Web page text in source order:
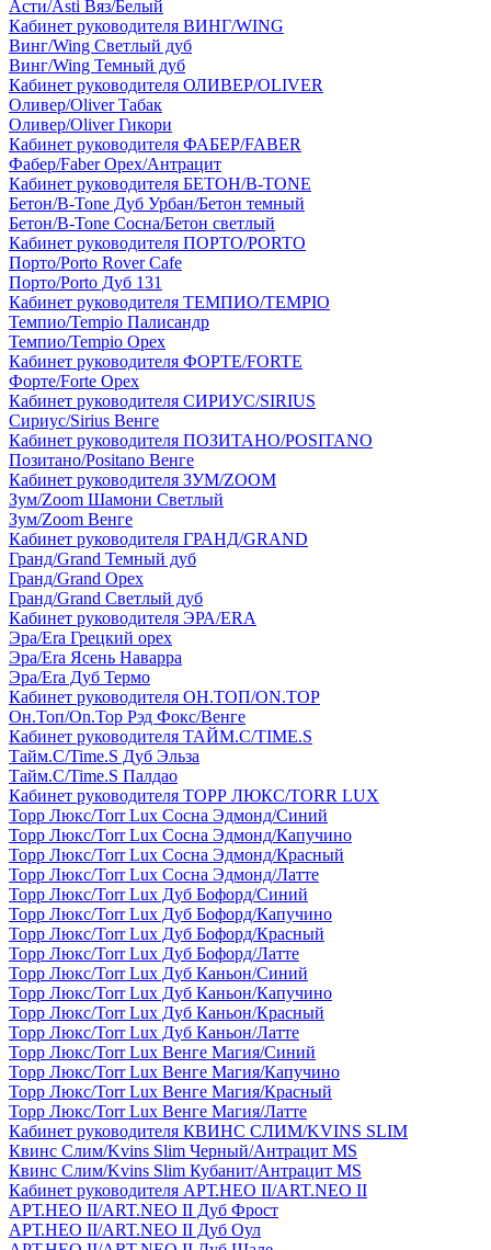
Асти/Asti Вяз/Белый
Кабинет руководителя ВИНГ/WING
Винг/Wing Светлый дуб
Винг/Wing Темный дуб
Кабинет руководителя ОЛИВЕР/OLIVER
Оливер/Oliver Табак
Оливер/Oliver Гикори
Кабинет руководителя ФАБЕР/FABER
Фабер/Faber Орех/Антрацит
Кабинет руководителя БЕТОН/B-TONE
Бетон/B-Tone Дуб Урбан/Бетон темный
Бетон/B-Tone Сосна/Бетон светлый
Кабинет руководителя ПОРТО/PORTO
Порто/Porto Rover Cafe
Порто/Porto Дуб 131
Кабинет руководителя ТЕМПИО/TEMPIO
Темпио/Tempio Палисандр
Темпио/Tempio Орех
Кабинет руководителя ФОРТЕ/FORTE
Форте/Forte Орех
Кабинет руководителя СИРИУС/SIRIUS
Сириус/Sirius Венге
Кабинет руководителя ПОЗИТАНО/POSITANO
Позитано/Positano Венге
Кабинет руководителя ЗУМ/ZOOM
Зум/Zoom Шамони Светлый
Зум/Zoom Венге
Кабинет руководителя ГРАНД/GRAND
Гранд/Grand Темный дуб
Гранд/Grand Орех
Гранд/Grand Светлый дуб
Кабинет руководителя ЭРА/ERA
Эра/Era Грецкий орех
Эра/Era Ясень Наварра
Эра/Era Дуб Термо
Кабинет руководителя ОН.ТОП/ON.TOP
Он.Топ/On.Top Рэд Фокс/Венге
Кабинет руководителя ТАЙМ.С/TIME.S
Тайм.С/Time.S Дуб Эльза
Тайм.С/Time.S Палдао
Кабинет руководителя ТОРР ЛЮКС/TORR LUX
Торр Люкс/Torr Lux Сосна Эдмонд/Синий
Торр Люкс/Torr Lux Сосна Эдмонд/Капучино
Торр Люкс/Torr Lux Сосна Эдмонд/Красный
Торр Люкс/Torr Lux Сосна Эдмонд/Латте
Торр Люкс/Torr Lux Дуб Бофорд/Синий
Торр Люкс/Torr Lux Дуб Бофорд/Капучино
Торр Люкс/Torr Lux Дуб Бофорд/Красный
Торр Люкс/Torr Lux Дуб Бофорд/Латте
Торр Люкс/Torr Lux Дуб Каньон/Синий
Торр Люкс/Torr Lux Дуб Каньон/Капучино
Торр Люкс/Torr Lux Дуб Каньон/Красный
Торр Люкс/Torr Lux Дуб Каньон/Латте
Торр Люкс/Torr Lux Венге Магия/Синий
Торр Люкс/Torr Lux Венге Магия/Капучино
Торр Люкс/Torr Lux Венге Магия/Красный
Торр Люкс/Torr Lux Венге Магия/Латте
Кабинет руководителя КВИНС СЛИМ/KVINS SLIM
Квинс Слим/Kvins Slim Черный/Антрацит MS
Квинс Слим/Kvins Slim Кубанит/Антрацит MS
Кабинет руководителя АРТ.НЕО II/ART.NEO II
АРТ.НЕО II/ART.NEO II Дуб Фрост
АРТ.НЕО II/ART.NEO II Дуб Оул